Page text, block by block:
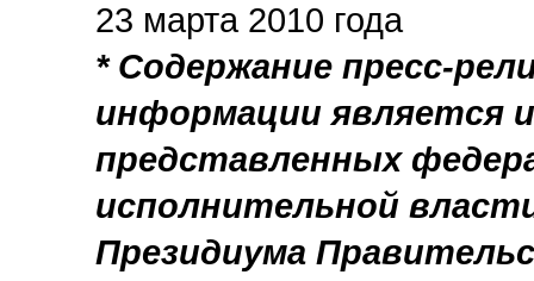
23 марта 2010 года
* Содержание пресс-
информации является
представленных
исполнительной
Президиума